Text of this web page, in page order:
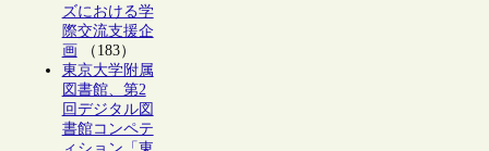
ズにおける学
際交流支援企
画 （183）
東京大学附属
図書館、第2
回デジタル図
書館コンペテ